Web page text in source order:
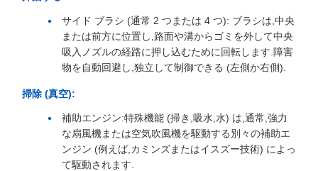
サイド ブラシ (通常 2 つまたは 4 つ): ブラシは,中央
または前方に位置し,路面や溝からゴミを外して中央
吸入ノズルの経路に押し込むために回転します.障害
物を自動回避し,独立して制御できる (左側か右側).
掃除 (真空):
補助エンジン:特殊機能 (掃き,吸水,水) は,通常,強力
な扇風機または空気吹風機を駆動する別々の補助エ
ンジン (例えば,カミンズまたはイスズー技術) によっ
て駆動されます.